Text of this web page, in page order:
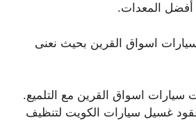
أفضل المعدات.
اسواق القرين بحيث نعنى
اسواق القرين مع التلميع.
غسيل سيارات الكويت لتنظيف